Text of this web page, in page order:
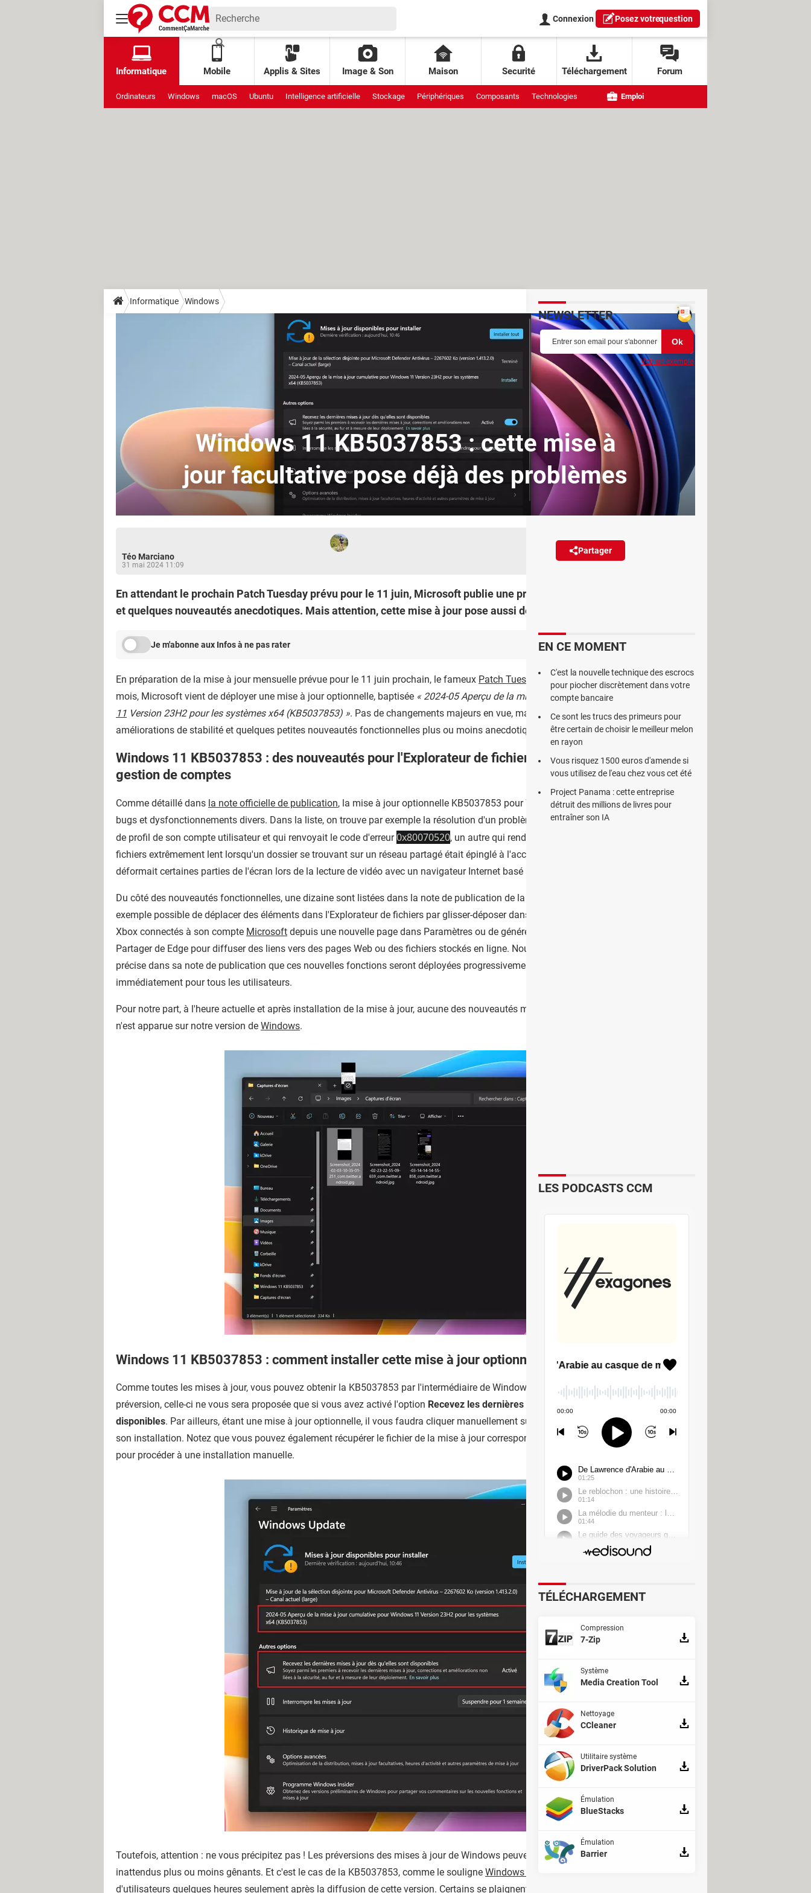
Connexion Posez votrequestion
Informatique Mobile Applis & Sites Image & Son Maison Securité Téléchargement Forum
Ordinateurs Windows macOS Ubuntu Intelligence artificielle Stockage Périphériques Composants Technologies Emploi
Informatique Windows
Windows 11 KB5037853 : cette mise à
jour facultative pose déjà des problèmes
Téo Marciano
31 mai 2024 11:09
Partager
En attendant le prochain Patch Tuesday prévu pour le 11 juin, Microsoft publie une préversion contenant des correctifs
et quelques nouveautés anecdotiques. Mais attention, cette mise à jour pose aussi des problèmes !
Je m'abonne aux Infos à ne pas rater
En préparation de la mise à jour mensuelle prévue pour le 11 juin prochain, le fameux Patch Tuesday
publié le premier mardi de chaque
mois, Microsoft vient de déployer une mise à jour optionnelle, baptisée « 2024-05 Aperçu de la mise à jour cumulative pour
11 Version 23H2 pour les systèmes x64 (KB5037853) ». Pas de changements majeurs en vue, mais diverses corrections de bugs,
améliorations de stabilité et quelques petites nouveautés fonctionnelles plus ou moins anecdotiques.
Windows 11 KB5037853 : des nouveautés pour l'Explorateur de fichiers, le Partage dans Edge et la
gestion de comptes
Comme détaillé dans la note officielle de publication, la mise à jour optionnelle KB5037853 pour Windows 11 corrige une vingtaine de
bugs et dysfonctionnements divers. Dans la liste, on trouve par exemple la résolution d'un problème qui empêchait de modifier la photo
de profil de son compte utilisateur et qui renvoyait le code d'erreur0x80070520, un autre qui rendait le démarrage de l'Explorateur de
fichiers extrêmement lent lorsqu'un dossier se trouvant sur un réseau partagé était épinglé à l'accès rapide, ou encore un autre qui
déformait certaines parties de l'écran lors de la lecture de vidéo avec un navigateur Internet basé sur Chromium.
Du côté des nouveautés fonctionnelles, une dizaine sont listées dans la note de publication de la mise à jour KB5037853. Il sera par
exemple possible de déplacer des éléments dans l'Explorateur de fichiers par glisser-déposer dans la barre d'adresse, de gérer les PC et
Xbox connectés à son compte Microsoft depuis une nouvelle page dans Paramètres ou de générer des QR codes avec la fonction
Partager de Edge pour diffuser des liens vers des pages Web ou des fichiers stockés en ligne. Nous employons le futur car Microsoft
précise dans sa note de publication que ces nouvelles fonctions seront déployées progressivement et ne seront pas disponibles
immédiatement pour tous les utilisateurs.
Pour notre part, à l'heure actuelle et après installation de la mise à jour, aucune des nouveautés mentionnées dans la note de publication
n'est apparue sur notre version de Windows.
Windows 11 KB5037853 : comment installer cette mise à jour optionnelle
Comme toutes les mises à jour, vous pouvez obtenir la KB5037853 par l'intermédiaire de Windows Update. Cependant, s'agissant d'une
préversion, celle-ci ne vous sera proposée que si vous avez activé l'option Recevez les dernières mises à jour dès qu'elles sont
disponibles. Par ailleurs, étant une mise à jour optionnelle, il vous faudra cliquer manuellement sur le bouton Installerpour déclencher
son installation. Notez que vous pouvez également récupérer le fichier de la mise à jour correspondant à votre systèmeà cette adresse
pour procéder à une installation manuelle.
Toutefois, attention : ne vous précipitez pas ! Les préversions des mises à jour de Windows peuvent entraîner des bugs et des problèmes
inattendus plus ou moins gênants. Et c'est le cas de la KB5037853, comme le souligne Windows Latest
d'utilisateurs quelques heures seulement après la diffusion de cette version. Certains se plaignent de problèmes liée à la barre des
NEWSLETTER
Voir un exemple
EN CE MOMENT
C'est la nouvelle technique des escrocs
pour piocher discrètement dans votre
compte bancaire
Ce sont les trucs des primeurs pour
être certain de choisir le meilleur melon
en rayon
Vous risquez 1500 euros d'amende si
vous utilisez de l'eau chez vous cet été
Project Panama : cette entreprise
détruit des millions de livres pour
entraîner son IA
LES PODCASTS CCM
TÉLÉCHARGEMENT
Compression
7-Zip
Système
Media Creation Tool
Nettoyage
CCleaner
Utilitaire système
DriverPack Solution
Émulation
BlueStacks
Émulation
Barrier